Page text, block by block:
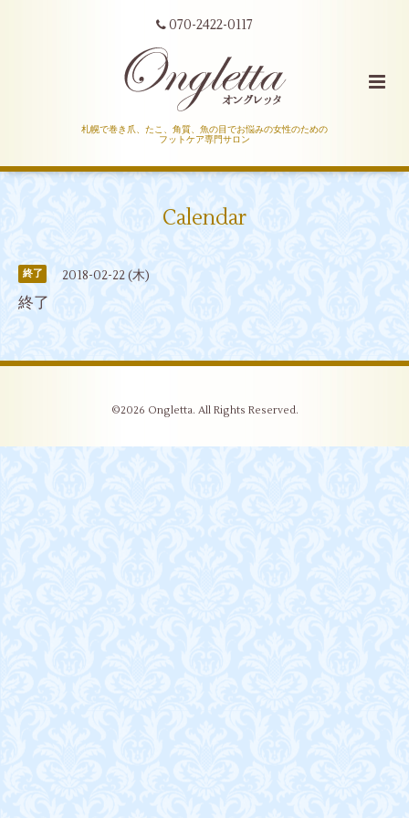
070-2422-0117
札幌で巻き爪、たこ、角質、魚の目でお悩みの女性のための
フットケア専門サロン
Calendar
終了 2018-02-22 (木)
終了
©2026 Ongletta. All Rights Reserved.